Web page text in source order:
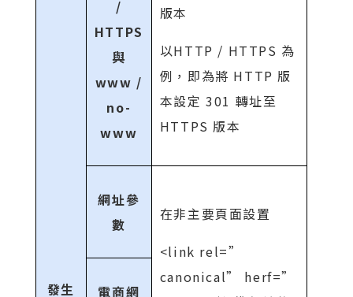
發生
/
HTTPS
與
www /
no-
www
版本
以HTTP / HTTPS 為
例，即為將 HTTP 版
本設定 301 轉址至
HTTPS 版本
網址參
數
在非主要頁面設置
<link rel=”
canonical” herf=”
電商網